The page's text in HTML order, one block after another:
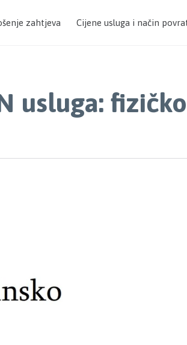
zahtjeva Cijene usluga i način
usluga: